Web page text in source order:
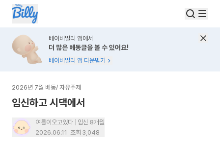
베이비빌리 앱에서
더 많은 베동글을 볼 수 있어요!
베이비빌리 앱 다운받기
2026년 7월 베동/ 자유주제
임신하고 시댁에서
여름이오고있다
임신 8개월
2026.06.11 조회 3,048